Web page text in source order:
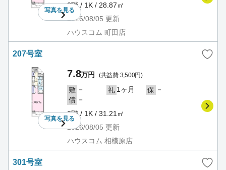
写真を見る
2階 / 1K / 28.87㎡
2026/08/05 更新
ハウスコム 町田店
207号室
写真を見る
7.8万円 (共益費 3,500円)
敷 － 礼 1ヶ月 保 －
償 －
2階 / 1K / 31.21㎡
2026/08/05 更新
ハウスコム 相模原店
301号室